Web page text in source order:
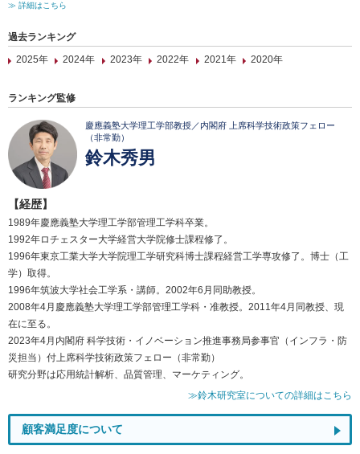
≫ 詳細はこちら
過去ランキング
2025年
2024年 2023年 2022年 2021年 2020年
ランキング監修
慶應義塾大学理工学部教授／内閣府 上席科学技術政策フェロー
（非常勤）
鈴木秀男
【経歴】
1989年慶應義塾大学理工学部管理工学科卒業。
1992年ロチェスター大学経営大学院修士課程修了。
1996年東京工業大学大学院理工学研究科博士課程経営工学専攻修了。博士（工
学）取得。
1996年筑波大学社会工学系・講師。2002年6月同助教授。
2008年4月慶應義塾大学理工学部管理工学科・准教授。2011年4月同教授、現
在に至る。
2023年4月内閣府 科学技術・イノベーション推進事務局参事官（インフラ・防
災担当）付上席科学技術政策フェロー（非常勤）
研究分野は応用統計解析、品質管理、マーケティング。
≫鈴木研究室についての詳細はこちら
顧客満足度について